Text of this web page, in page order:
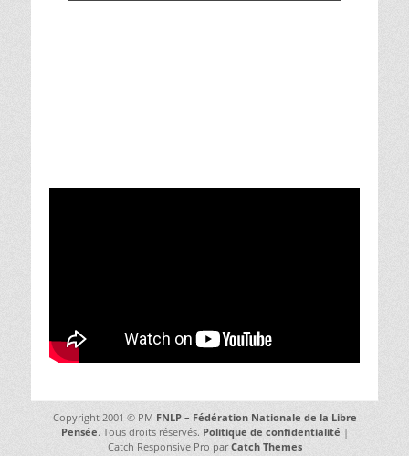
Copyright 2001 © PM FNLP – Fédération Nationale de la Libre
Pensée. Tous droits réservés. Politique de confidentialité |
Catch Responsive Pro parCatch Themes